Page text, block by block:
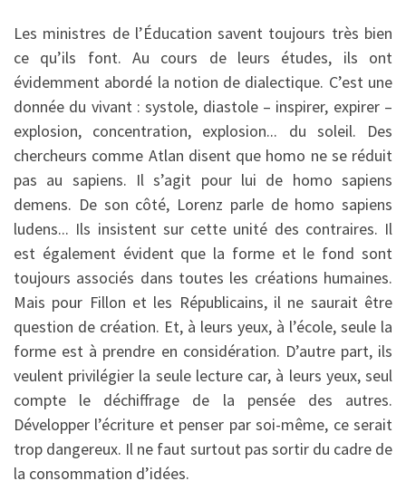
Les ministres de l’Éducation savent toujours très bien
ce qu’ils font. Au cours de leurs études, ils ont
évidemment abordé la notion de dialectique. C’est une
donnée du vivant : systole, diastole – inspirer, expirer –
explosion, concentration, explosion... du soleil. Des
chercheurs comme Atlan disent que homo ne se réduit
pas au sapiens. Il s’agit pour lui de homo sapiens
demens. De son côté, Lorenz parle de homo sapiens
ludens... Ils insistent sur cette unité des contraires. Il
est également évident que la forme et le fond sont
toujours associés dans toutes les créations humaines.
Mais pour Fillon et les Républicains, il ne saurait être
question de création. Et, à leurs yeux, à l’école, seule la
forme est à prendre en considération. D’autre part, ils
veulent privilégier la seule lecture car, à leurs yeux, seul
compte le déchiffrage de la pensée des autres.
Développer l’écriture et penser par soi-même, ce serait
trop dangereux. Il ne faut surtout pas sortir du cadre de
la consommation d’idées.